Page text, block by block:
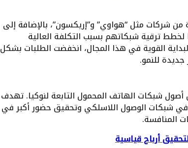
من شركات مثل “هواوي” و”إريكسون”، بالإضافة إلى
ترقية شبكاتهم بسبب التكلفة العالية​
القوية في هذا المجال، انخفضت الطلبات بشكل
للنمو​.
شبكات الهاتف المحمول التابعة لنوكيا. تهدف
في شبكات الوصول اللاسلكي وتحقيق حضور أكبر في
المنافسة​.
أرباح قياسية